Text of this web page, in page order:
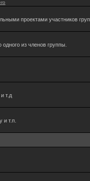
проектами участников
из членов группы.
т.д
и т.п.